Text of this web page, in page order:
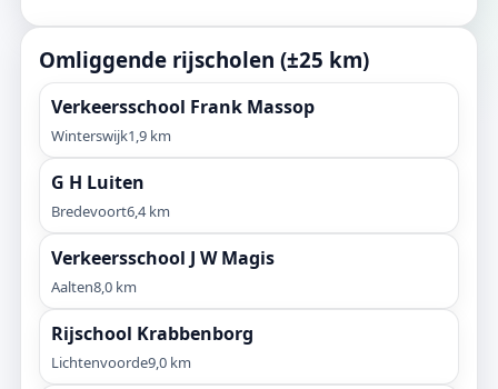
Omliggende rijscholen (±25 km)
Verkeersschool Frank Massop
Winterswijk1,9 km
G H Luiten
Bredevoort6,4 km
Verkeersschool J W Magis
Aalten8,0 km
Rijschool Krabbenborg
Lichtenvoorde9,0 km